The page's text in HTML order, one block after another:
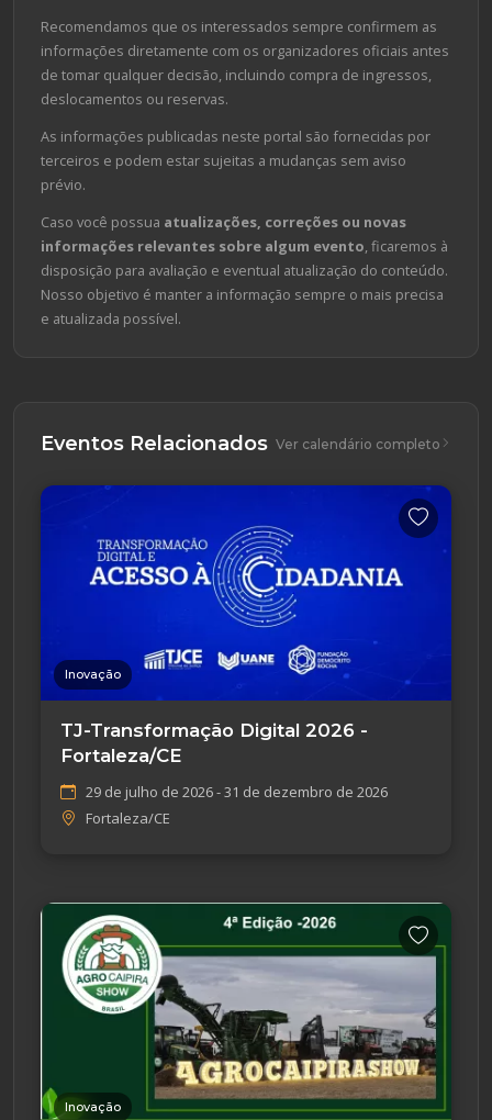
Recomendamos que os interessados sempre confirmem as
informações diretamente com os organizadores oficiais antes
de tomar qualquer decisão, incluindo compra de ingressos,
deslocamentos ou reservas.
As informações publicadas neste portal são fornecidas por
terceiros e podem estar sujeitas a mudanças sem aviso
prévio.
Caso você possua atualizações, correções ou novas
informações relevantes sobre algum evento, ficaremos à
disposição para avaliação e eventual atualização do conteúdo.
Nosso objetivo é manter a informação sempre o mais precisa
e atualizada possível.
Eventos Relacionados Ver calendário completo
Inovação
TJ-Transformação Digital 2026 -
Fortaleza/CE
29 de julho de 2026 - 31 de dezembro de 2026
Fortaleza/CE
Inovação